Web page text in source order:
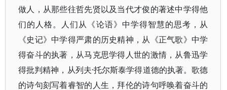
做人，从那些往哲先贤以及当代才俊的著述中学得他
们的人格。人们从《论语》中学得智慧的思考，从
《史记》中学得严肃的历史精神，从《正气歌》中学
得奋斗的执著，从马克思学得人世的激情，从鲁迅学
得批判精神，从列夫·托尔斯泰学得道德的执著。歌德
的诗句刻写着睿智的人生，拜伦的诗句呼唤着奋斗的